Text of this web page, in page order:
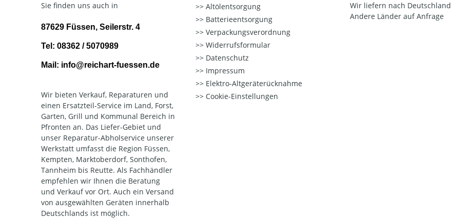
Sie finden uns auch in
87629 Füssen, Seilerstr. 4
Tel: 08362 / 5070989
Mail: info@reichart-fuessen.de
Wir bieten Verkauf, Reparaturen und
einen Ersatzteil-Service im Land, Forst,
Garten, Grill und Kommunal Bereich in
Pfronten an. Das Liefer-Gebiet und
unser Reparatur-Abholservice unserer
Werkstatt umfasst die Region Füssen,
Kempten, Marktoberdorf, Sonthofen,
Tannheim bis Reutte. Als Fachhändler
empfehlen wir Ihnen die Beratung
und Verkauf vor Ort. Auch ein Versand
von ausgewählten Geräten innerhalb
Deutschlands ist möglich.
Altölentsorgung
Batterieentsorgung
Verpackungsverordnung
Widerrufsformular
Datenschutz
Impressum
Elektro-Altgeräterücknahme
Cookie-Einstellungen
Wir liefern nach Deutschland
Andere Länder auf Anfrage